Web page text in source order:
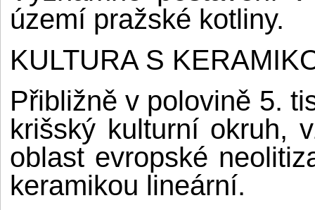
území pražské kotliny.
KULTURA S
Přibližně v polovině 5.
krišský kulturní okruh,
oblast evropské
keramikou lineární.